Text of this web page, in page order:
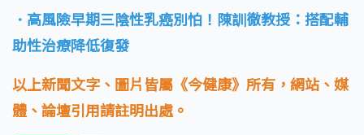
．高風險早期三陰性乳癌別怕！陳訓徹教授：搭配輔
助性治療降低復發
以上新聞文字、圖片皆屬《今健康》所有，網站、媒
體、論壇引用請註明出處。